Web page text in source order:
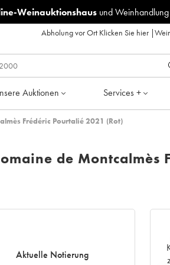
Weinauktionshausund
Abholung vor Ort Klicken Sie hier|
Auktionen Services +
Frédéric Pourtalié 2021 (Rot)
de Montcalmès
Aktuelle Notierung